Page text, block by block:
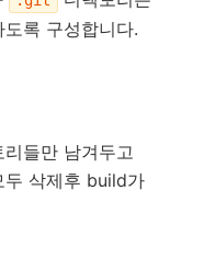
록 구성합니다.
들만 남겨두고
두 삭제후 build가